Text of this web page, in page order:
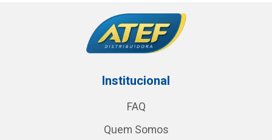
Institucional
FAQ
Quem Somos